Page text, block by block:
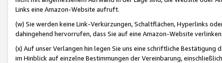
Links eine Amazon-Website aufruft.
(w) Sie werden keine Link-Verkürzungen, Schaltflächen, Hyperlinks
dahingehend hervorrufen, dass Sie auf eine Amazon-Website
(x) Auf unser Verlangen hin legen Sie uns eine schriftliche
im Hinblick auf einzelne Bestimmungen der Vereinbarung,